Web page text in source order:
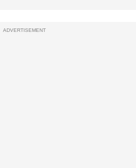
ADVERTISEMENT